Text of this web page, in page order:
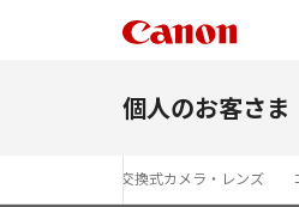
個人のお客さま
レンズ交換式カメラ・レンズ